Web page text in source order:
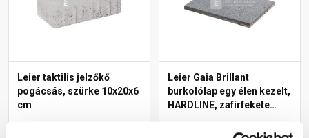
Leier taktilis jelzőkő
pogácsás, szürke 10x20x6
cm
Leier Gaia Brillant
burkolólap egy élen kezelt,
HARDLINE, zafírfekete
Gyártói készleten